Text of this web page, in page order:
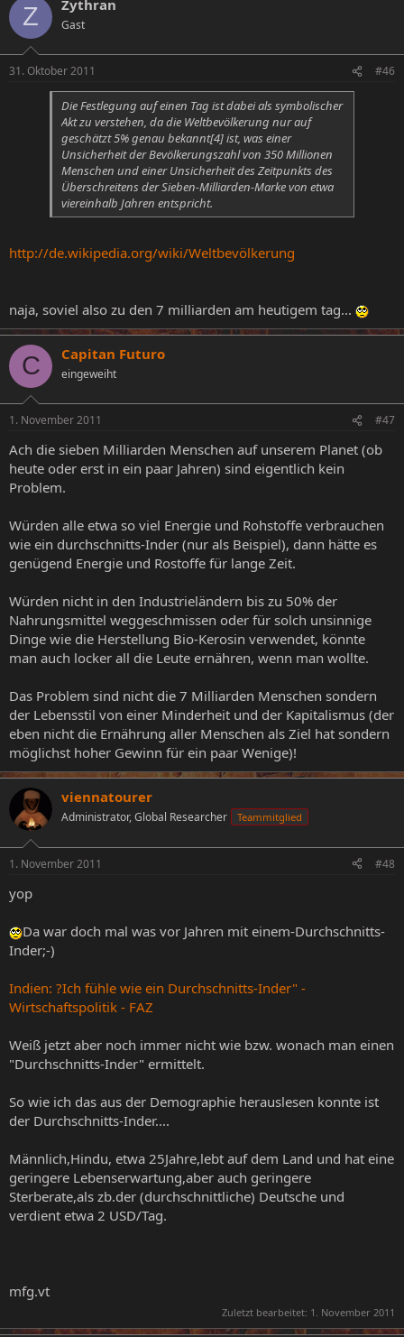
Z Zythran
Gast
31. Oktober 2011 #46
Die Festlegung auf einen Tag ist dabei als symbolischer
Akt zu verstehen, da die Weltbevölkerung nur auf
geschätzt 5% genau bekannt[4] ist, was einer
Unsicherheit der Bevölkerungszahl von 350 Millionen
Menschen und einer Unsicherheit des Zeitpunkts des
Überschreitens der Sieben-Milliarden-Marke von etwa
viereinhalb Jahren entspricht.
http://de.wikipedia.org/wiki/Weltbevölkerung
naja, soviel also zu den 7 milliarden am heutigem tag...
C Capitan Futuro
eingeweiht
1. November 2011 #47
Ach die sieben Milliarden Menschen auf unserem Planet (ob
heute oder erst in ein paar Jahren) sind eigentlich kein
Problem.
Würden alle etwa so viel Energie und Rohstoffe verbrauchen
wie ein durchschnitts-Inder (nur als Beispiel), dann hätte es
genügend Energie und Rostoffe für lange Zeit.
Würden nicht in den Industrieländern bis zu 50% der
Nahrungsmittel weggeschmissen oder für solch unsinnige
Dinge wie die Herstellung Bio-Kerosin verwendet, könnte
man auch locker all die Leute ernähren, wenn man wollte.
Das Problem sind nicht die 7 Milliarden Menschen sondern
der Lebensstil von einer Minderheit und der Kapitalismus (der
eben nicht die Ernährung aller Menschen als Ziel hat sondern
möglichst hoher Gewinn für ein paar Wenige)!
viennatourer
Administrator, Global Researcher Teammitglied
1. November 2011 #48
yop
Da war doch mal was vor Jahren mit einem-Durchschnitts-
Inder;-)
Indien: ?Ich fühle wie ein Durchschnitts-Inder" -
Wirtschaftspolitik - FAZ
Weiß jetzt aber noch immer nicht wie bzw. wonach man einen
"Durchschnitts-Inder" ermittelt.
So wie ich das aus der Demographie herauslesen konnte ist
der Durchschnitts-Inder....
Männlich,Hindu, etwa 25Jahre,lebt auf dem Land und hat eine
geringere Lebenserwartung,aber auch geringere
Sterberate,als zb.der (durchschnittliche) Deutsche und
verdient etwa 2 USD/Tag.
mfg.vt
Zuletzt bearbeitet: 1. November 2011